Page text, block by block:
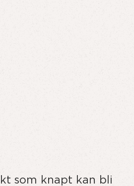
som knapt kan bli